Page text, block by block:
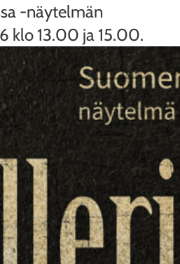
-näytelmän
klo 13.00 ja 15.00.